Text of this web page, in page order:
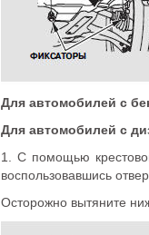
Для автомобилей с
Для автомобилей с
1. С помощью
воспользовавшись
Осторожно вытяните